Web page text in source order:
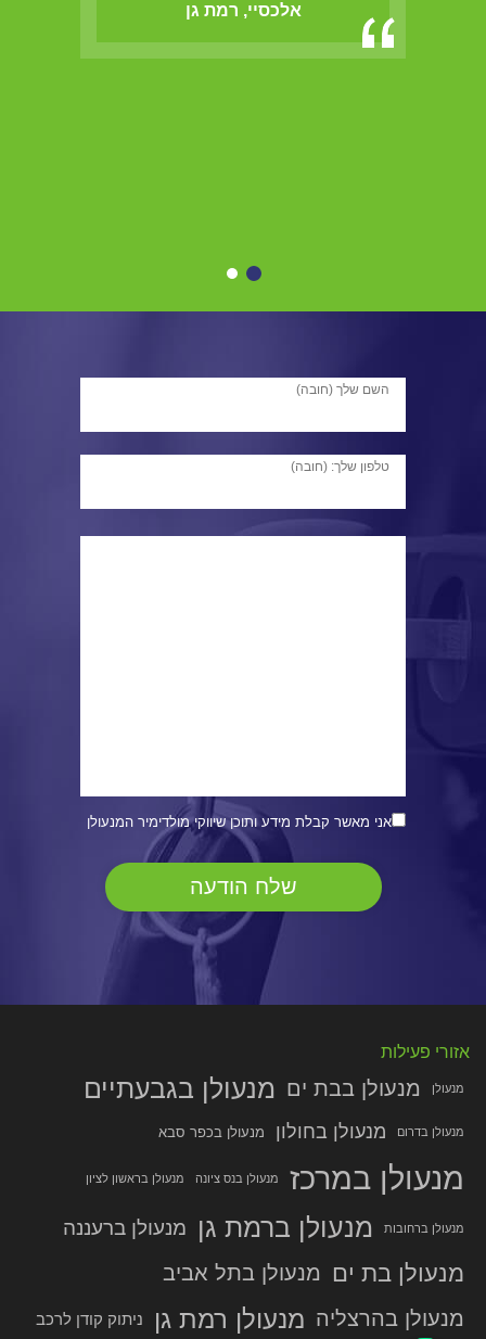
אלכסיי, רמת גן
השם שלך (חובה)
טלפון שלך: (חובה)
אני מאשר קבלת מידע ותוכן שיווקי מולדימיר המנעולן
אזורי פעילות
מנעולן מנעולן בבת ים מנעולן בגבעתיים
מנעולן בדרום מנעולן בחולון מנעולן בכפר סבא
מנעולן במרכז מנעולן בנס ציונה מנעולן בראשון לציון
מנעולן ברחובות מנעולן ברמת גן מנעולן ברעננה
מנעולן בת ים
מנעולן בתל אביב
מנעולן בהרצליה מנעולן רמת גן ניתוק קודן לרכב